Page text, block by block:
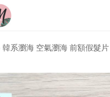
海 空氣瀏
劉海髮片
韓系瀏海 空氣瀏海 前額假髮片